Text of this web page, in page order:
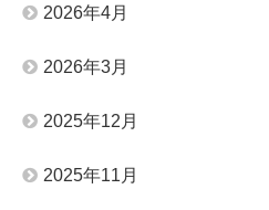
2026年4月
2026年3月
2025年12月
2025年11月